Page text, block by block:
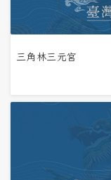
三角林三元宮